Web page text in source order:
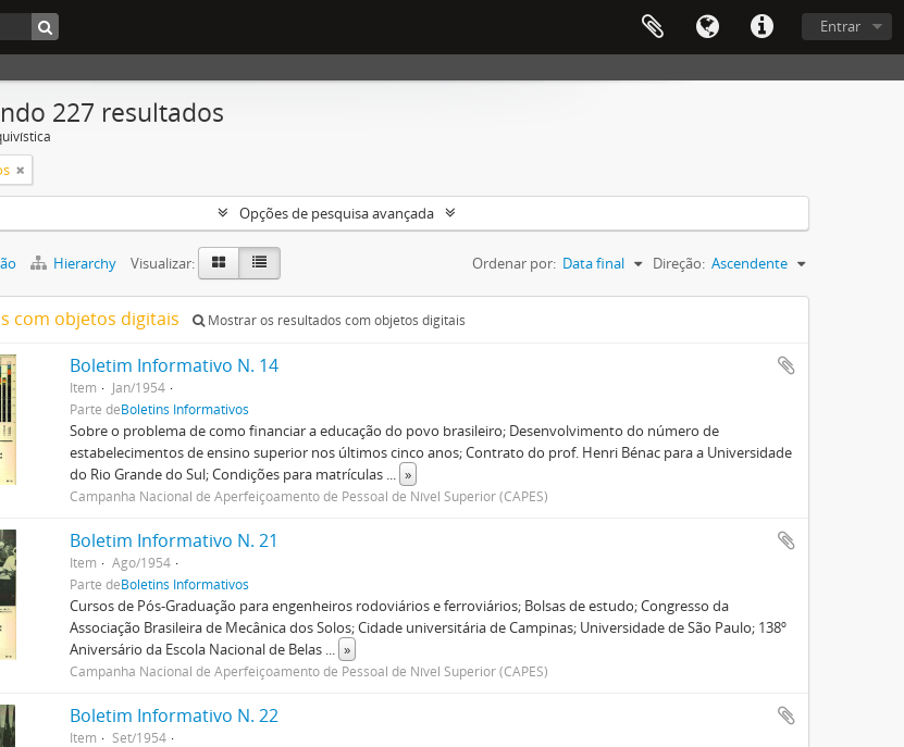
Entrar
227 resultados
Opções de pesquisa avançada
Hierarchy Visualizar: Ordenar por: Data final Direção: Ascendente
com objetos digitais Mostrar os resultados com objetos digitais
Boletim Informativo N. 14
Item
Jan/1954
Parte deBoletins Informativos
Sobre o problema de como financiar a educação do povo brasileiro; Desenvolvimento do número de
estabelecimentos de ensino superior nos últimos cinco anos; Contrato do prof. Henri Bénac para a Universidade
do Rio Grande do Sul; Condições para matrículas ... »
Campanha Nacional de Aperfeiçoamento de Pessoal de Nível Superior (CAPES)
Boletim Informativo N. 21
Item
Ago/1954
Parte deBoletins Informativos
Cursos de Pós-Graduação para engenheiros rodoviários e ferroviários; Bolsas de estudo; Congresso da
Associação Brasileira de Mecânica dos Solos; Cidade universitária de Campinas; Universidade de São Paulo; 138º
Aniversário da Escola Nacional de Belas ... »
Campanha Nacional de Aperfeiçoamento de Pessoal de Nível Superior (CAPES)
Boletim Informativo N. 22
Item
Set/1954